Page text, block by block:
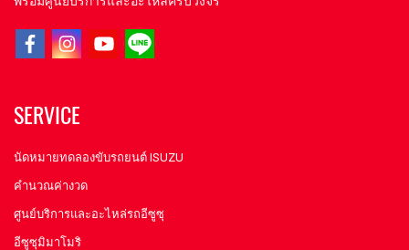
SERVICE
นัดหมายทดลองขับรถยนต์ ISUZU
คำนวณค่างวด
ศูนย์บริการและอะไหล่รถอีซูซุ
อีซูซุมิมาโมริ